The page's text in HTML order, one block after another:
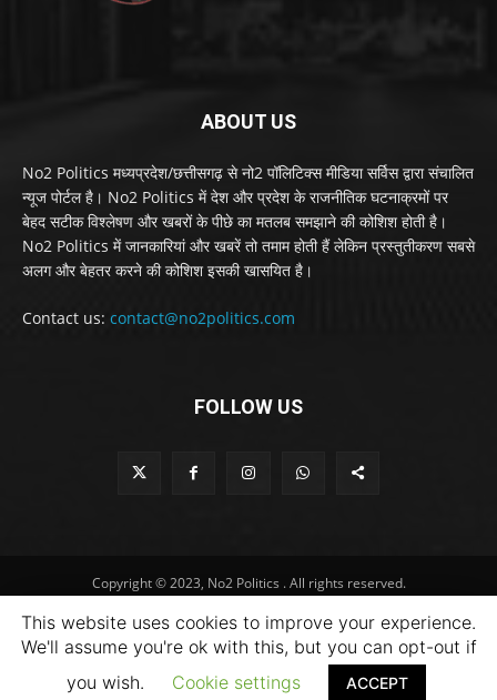
ABOUT US
No2 Politics मध्यप्रदेश/छत्तीसगढ़ से नो2 पॉलिटिक्स मीडिया सर्विस द्वारा संचालित
न्यूज पोर्टल है। No2 Politics में देश और प्रदेश के राजनीतिक घटनाक्रमों पर
बेहद सटीक विश्लेषण और खबरों के पीछे का मतलब समझाने की कोशिश होती है।
No2 Politics में जानकारियां और खबरें तो तमाम होती हैं लेकिन प्रस्तुतीकरण सबसे
अलग और बेहतर करने की कोशिश इसकी खासयित है।
Contact us: contact@no2politics.com
FOLLOW US
Copyright © 2023, No2 Politics . All rights reserved.
This website uses cookies to improve your experience.
We'll assume you're ok with this, but you can opt-out if
you wish.
Cookie settings ACCEPT